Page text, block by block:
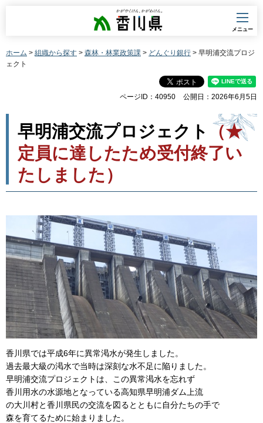
香川県
メニュー
ホーム > 組織から探す > 森林・林業政策課 > どんぐり銀行 > 早明浦交流プロジ
ェクト
ページID：40950 公開日：2026年6月5日
早明浦交流プロジェクト
（★
定員に達したため受付終了い
たしました）
香川県では平成6年に異常渇水が発生しました。
過去最大級の渇水で当時は深刻な水不足に陥りました。
早明浦交流プロジェクトは、この異常渇水を忘れず
香川用水の水源地となっている高知県早明浦ダム上流
の大川村と香川県民の交流を図るとともに自分たちの手で
森を育てるために始まりました。